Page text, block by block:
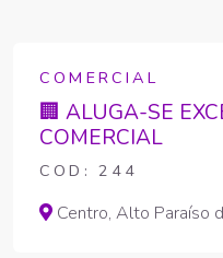
COMERCIAL
🏢 ALUGA-SE
COMERCIAL
COD: 244
Centro, Alto Paraíso